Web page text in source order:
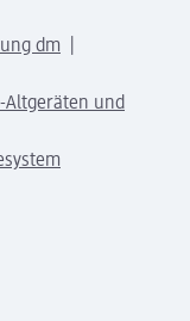
dm
Altgeräten und